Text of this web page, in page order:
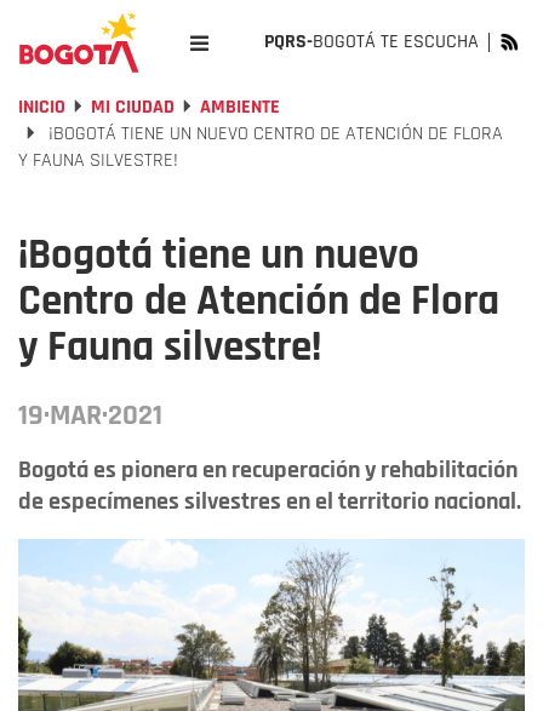
PQRS-BOGOTÁ TE ESCUCHA
INICIO MI CIUDAD
AMBIENTE
¡BOGOTÁ TIENE UN NUEVO CENTRO DE ATENCIÓN DE FLORA
Y FAUNA SILVESTRE!
¡Bogotá tiene un nuevo
Centro de Atención de Flora
y Fauna silvestre!
19·MAR·2021
Bogotá es pionera en recuperación y rehabilitación
de especímenes silvestres en el territorio nacional.